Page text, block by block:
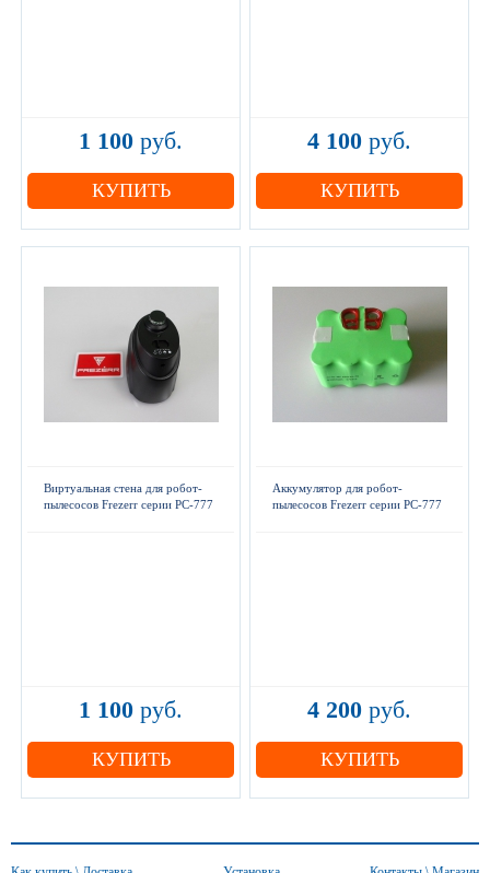
1 100 руб.
КУПИТЬ
4 100 руб.
КУПИТЬ
Виртуальная стена для робот-
пылесосов Frezerr серии РС-777
1 100 руб.
КУПИТЬ
Аккумулятор для робот-
пылесосов Frezerr серии РС-777
4 200 руб.
КУПИТЬ